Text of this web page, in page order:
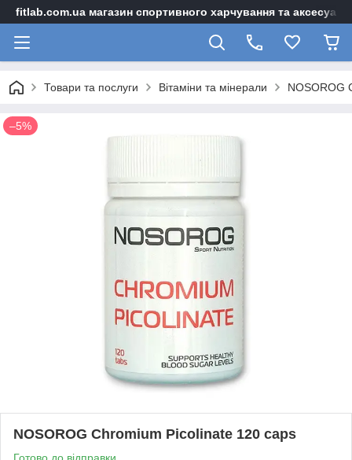
fitlab.com.ua магазин спортивного харчування та
Товари та послуги Вітаміни та мінерали NOSOROG
–5%
NOSOROG Chromium Picolinate 120 caps
Готово до відправки